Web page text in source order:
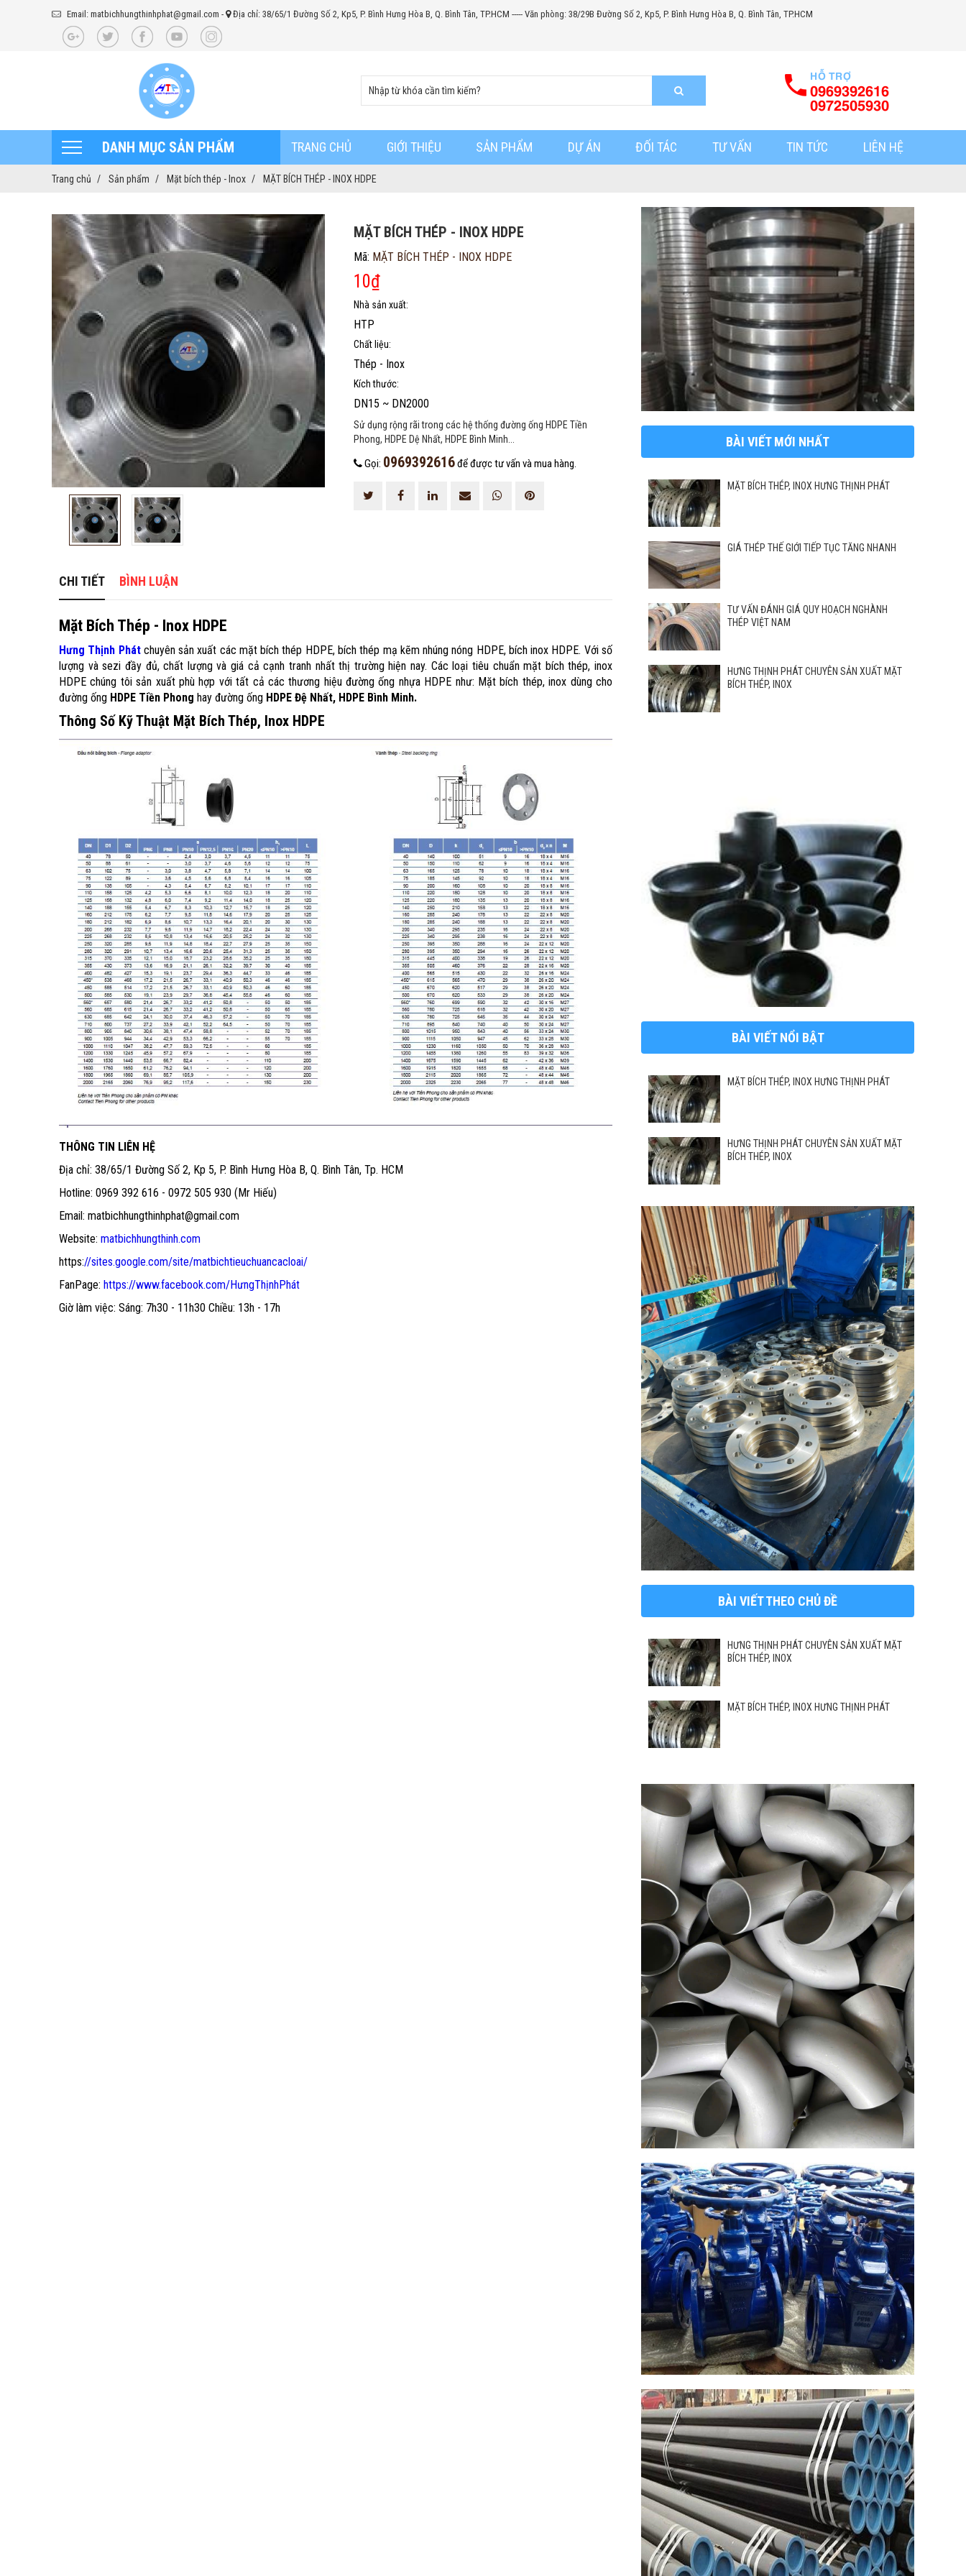
Email: matbichhungthinhphat@gmail.com - Địa chỉ: 38/65/1 Đường Số 2, Kp5, P. Bình Hưng Hòa B, Q. Bình Tân, TP.HCM ----- Văn phòng: 38/29B Đường Số 2, Kp5, P. Bình Hưng Hòa B, Q. Bình Tân, TP.HCM
HỖ TRỢ
0969392616
0972505930
DANH MỤC SẢN PHẨM TRANG CHỦ GIỚI THIỆU SẢN PHẨM DỰ ÁN ĐỐI TÁC TƯ VẤN TIN TỨC LIÊN HỆ
Trang chủ Sản phẩm Mặt bích thép - Inox MẶT BÍCH THÉP - INOX HDPE
MẶT BÍCH THÉP - INOX HDPE
Mã: MẶT BÍCH THÉP - INOX HDPE
10₫
Nhà sản xuất:
HTP
Chất liệu:
Thép - Inox
Kích thước:
DN15 ~ DN2000
Sử dụng rộng rãi trong các hệ thống đường ống HDPE Tiền
Phong, HDPE Dệ Nhất, HDPE Bình Minh...
Gọi: 0969392616để được tư vấn và mua hàng.
CHI TIẾT BÌNH LUẬN
Mặt Bích Thép - Inox HDPE
Hưng Thịnh Phátchuyên sản xuất các mặt bích thép HDPE, bích thép mạ kẽm nhúng nóng HDPE, bích inox HDPE. Với số
lượng và sezi đầy đủ, chất lượng và giá cả cạnh tranh nhất thị trường hiện nay. Các loại tiêu chuẩn mặt bích thép, inox
HDPE chúng tôi sản xuất phù hợp với tất cả các thương hiệu đường ống nhựa HDPE như: Mặt bích thép, inox dùng cho
đường ống HDPE Tiền Phong hay đường ống HDPE Đệ Nhất, HDPE Bình Minh.
Thông Số Kỹ Thuật Mặt Bích Thép, Inox HDPE
THÔNG TIN LIÊN HỆ
Địa chỉ: 38/65/1 Đường Số 2, Kp 5, P. Bình Hưng Hòa B, Q. Bình Tân, Tp. HCM
Hotline: 0969 392 616 - 0972 505 930 (Mr Hiếu)
Email: matbichhungthinhphat@gmail.com
Website: matbichhungthinh.com
https://sites.google.com/site/matbichtieuchuancacloai/
FanPage: https://www.facebook.com/HưngThịnhPhát
Giờ làm việc: Sáng: 7h30 - 11h30 Chiều: 13h - 17h
BÀI VIẾT MỚI NHẤT
MẶT BÍCH THÉP, INOX HƯNG THỊNH PHÁT
GIÁ THÉP THẾ GIỚI TIẾP TỤC TĂNG NHANH
TƯ VẤN ĐÁNH GIÁ QUY HOẠCH NGHÀNH
THÉP VIỆT NAM
HƯNG THỊNH PHÁT CHUYÊN SẢN XUẤT MẶT
BÍCH THÉP, INOX
BÀI VIẾT NỔI BẬT
MẶT BÍCH THÉP, INOX HƯNG THỊNH PHÁT
HƯNG THỊNH PHÁT CHUYÊN SẢN XUẤT MẶT
BÍCH THÉP, INOX
BÀI VIẾT THEO CHỦ ĐỀ
HƯNG THỊNH PHÁT CHUYÊN SẢN XUẤT MẶT
BÍCH THÉP, INOX
MẶT BÍCH THÉP, INOX HƯNG THỊNH PHÁT
HOÀN THÀNH
Đăng ký tư vấn trực tiếp 24/7: